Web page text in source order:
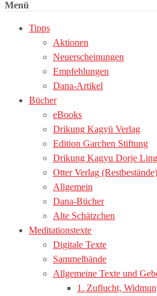
Menü
Tipps
Aktionen
Neuerscheinungen
Empfehlungen
Dana-Artikel
Bücher
eBooks
Drikung Kagyü Verlag
Edition Garchen Stiftung
Drikung Kagyu Dorje Ling
Otter Verlag (Restbestände)
Allgemein
Dana-Bücher
Alte Schätzchen
Meditationstexte
Digitale Texte
Sammelbände
Allgemeine Texte und
1. Zuflucht,